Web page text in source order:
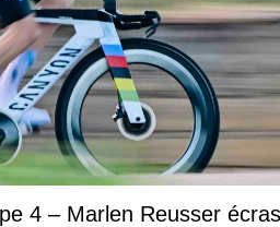
4 – Marlen Reusser